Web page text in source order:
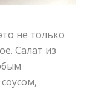
не только
Салат из